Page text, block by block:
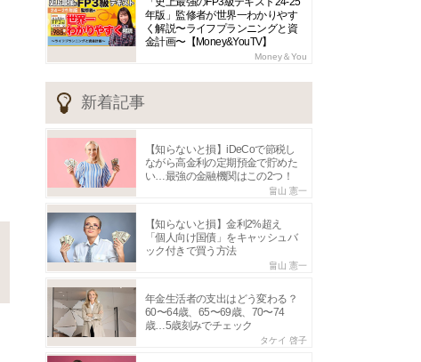
年版」監修者が世界一わかりやす
く解説〜ライフプランニングと資
金計画〜【Money&YouTV】
Money＆You
新着記事
【知らないと損】iDeCoで節税し
ながら高金利の定期預金で貯めた
い…最強の金融機関はこの2つ！
畠山 憲一
【知らないと損】金利2%超え
「個人向け国債」をキャッシュバ
ック付きで買う方法
畠山 憲一
年金生活者の支出はどう変わる？
60〜64歳、65〜69歳、70〜74
歳…5歳刻みでチェック
タケイ 啓子